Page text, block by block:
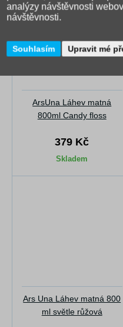
ArsUna Láhev matná
800ml Candy floss
379 Kč
Skladem
Ars Una Láhev matná 800
ml světle růžová
analýzy návštěvnosti
návštěvnosti.
Souhlasím Upravit mé